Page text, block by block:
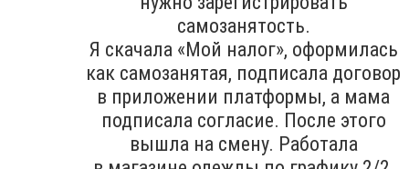
самозанятость.
Я скачала «Мой налог», оформилась
как самозанятая, подписала договор
в приложении платформы, а мама
подписала согласие. После этого
вышла на смену. Работала